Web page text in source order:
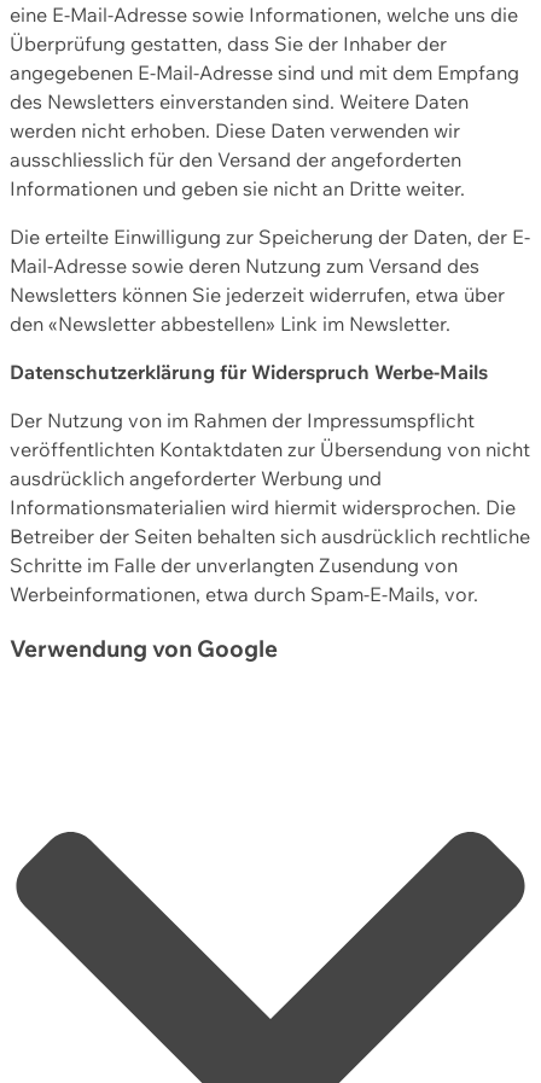
eine E-Mail-Adresse sowie Informationen, welche uns die
Überprüfung gestatten, dass Sie der Inhaber der
angegebenen E-Mail-Adresse sind und mit dem Empfang
des Newsletters einverstanden sind. Weitere Daten
werden nicht erhoben. Diese Daten verwenden wir
ausschliesslich für den Versand der angeforderten
Informationen und geben sie nicht an Dritte weiter.
Die erteilte Einwilligung zur Speicherung der Daten, der E-
Mail-Adresse sowie deren Nutzung zum Versand des
Newsletters können Sie jederzeit widerrufen, etwa über
den «Newsletter abbestellen» Link im Newsletter.
Datenschutzerklärung für Widerspruch Werbe-Mails
Der Nutzung von im Rahmen der Impressumspflicht
veröffentlichten Kontaktdaten zur Übersendung von nicht
ausdrücklich angeforderter Werbung und
Informationsmaterialien wird hiermit widersprochen. Die
Betreiber der Seiten behalten sich ausdrücklich rechtliche
Schritte im Falle der unverlangten Zusendung von
Werbeinformationen, etwa durch Spam-E-Mails, vor.
Verwendung von Google